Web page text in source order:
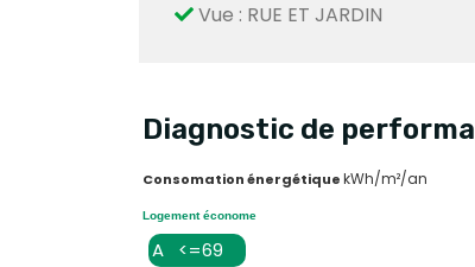
Vue : RUE ET JARDIN
Diagnostic de
Consomation énergétiquekWh/m²/an
Logement économe
A <=69